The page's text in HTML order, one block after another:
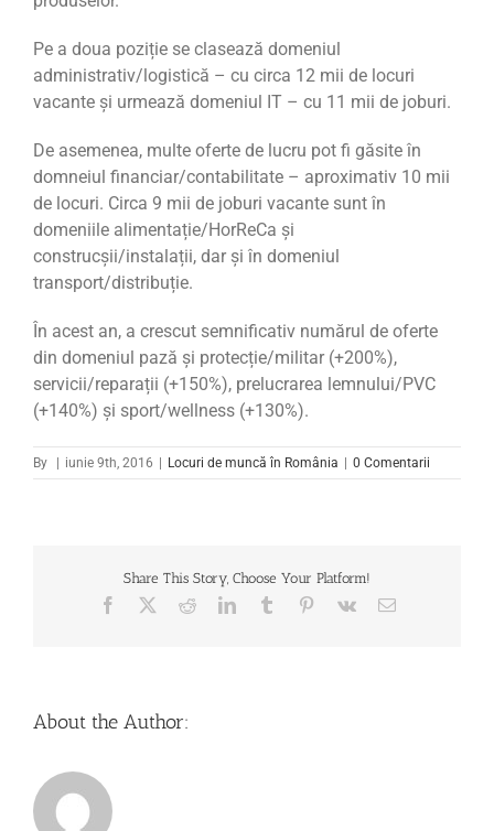
Pe a doua poziție se clasează domeniul
administrativ/logistică – cu circa 12 mii de locuri
vacante și urmează domeniul IT – cu 11 mii de joburi.
De asemenea, multe oferte de lucru pot fi găsite în
domneiul financiar/contabilitate – aproximativ 10 mii
de locuri. Circa 9 mii de joburi vacante sunt în
domeniile alimentație/HorReCa și
construcșii/instalații, dar și în domeniul
transport/distribuție.
În acest an, a crescut semnificativ numărul de oferte
din domeniul pază și protecție/militar (+200%),
servicii/reparații (+150%), prelucrarea lemnului/PVC
(+140%) și sport/wellness (+130%).
By iunie 9th, 2016 Locuri de muncă în România 0 Comentarii
Share This Story, Choose Your Platform!
Facebook RedditLinkedInTumblr Pinterest
Vk Email
About the Author: